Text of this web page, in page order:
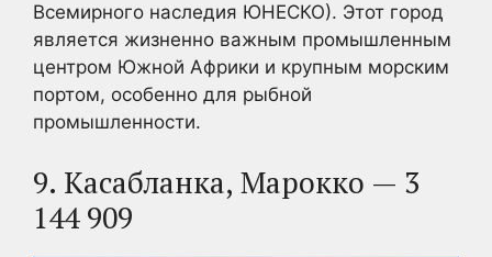
Всемирного наследия ЮНЕСКО). Этот город
является жизненно важным промышленным
центром Южной Африки и крупным морским
портом, особенно для рыбной
промышленности.
9. Касабланка, Марокко — 3
144 909